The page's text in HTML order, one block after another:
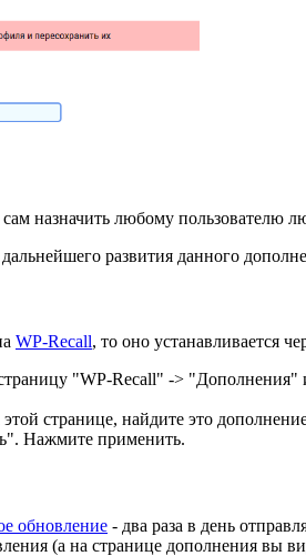
назначить любому пользователю
развития данного
WP-Recall, то оно устанавливается
"WP-Recall" ->
странице, найдите это
Нажмите применить.
обновление - два раза в день
(а на странице дополнения вы